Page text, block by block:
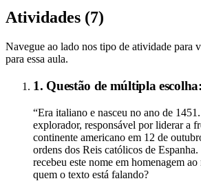
Atividades (7)
Navegue ao lado nos tipo de atividade para
para essa aula.
1. Questão de múltipla escolha:
“Era italiano e nasceu no ano de
explorador, responsável por liderar a
continente americano em 12 de
ordens dos Reis católicos de
recebeu este nome em homenagem
quem o texto está falando?